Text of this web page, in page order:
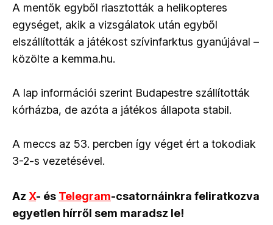
A mentők egyből riasztották a helikopteres
egységet, akik a vizsgálatok után egyből
elszállították a játékost szívinfarktus gyanújával –
közölte a kemma.hu.
A lap információi szerint Budapestre szállították
kórházba, de azóta a játékos állapota stabil.
A meccs az 53. percben így véget ért a tokodiak
3-2-s vezetésével.
Az X- és Telegram-csatornáinkra feliratkozva
egyetlen hírről sem maradsz le!